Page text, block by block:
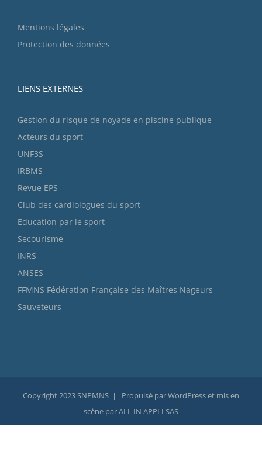
Mentions légales
Protection des données
LIENS EXTERNES
Gestion du risque de noyade en piscine publique
Acteurs du sport
UNF3S
IRBMS
Revue EPS
Club des cardiologues du sport
Education par le sport
Secourisme
INRS
ANSES
FFMNS Fédération Française des Maîtres Nageurs
Sauveteurs
Copyright 2023 SNPMNS | Propulsé par WordPress et mis en
scène par ALL IN APPLI SAS